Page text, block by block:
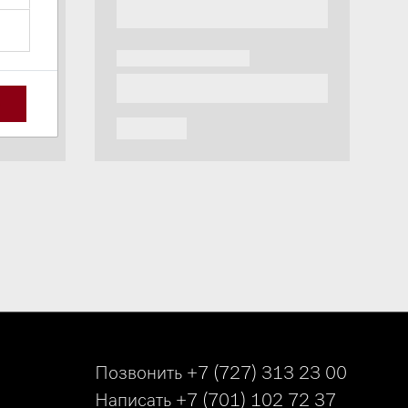
Позвонить +7 (727) 313 23 00
Написать +7 (701) 102 72 37